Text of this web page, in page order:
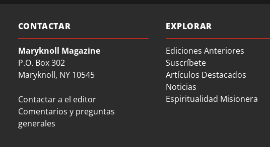
CONTACTAR
Maryknoll Magazine
P.O. Box 302
Maryknoll, NY 10545
Contactar a el editor
Comentarios y preguntas
generales
EXPLORAR
Ediciones Anteriores
Suscríbete
Artículos Destacados
Noticias
Espiritualidad Misionera